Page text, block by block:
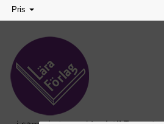
Toggle
navigation
Pris